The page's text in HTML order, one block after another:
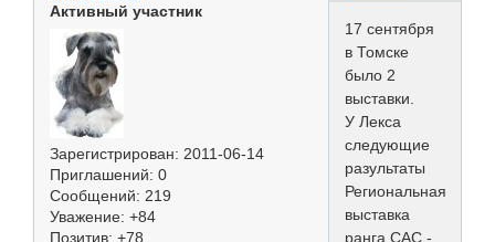
Активный участник
Зарегистрирован: 2011-06-14
Приглашений: 0
Сообщений: 219
Уважение: +84
Позитив: +78
17 сентября
в Томске
было 2
выставки.
У Лекса
следующие
разультаты
Региональная
выставка
ранга САС -